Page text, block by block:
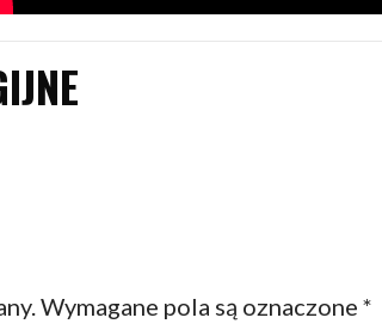
Wymagane pola są oznaczone*